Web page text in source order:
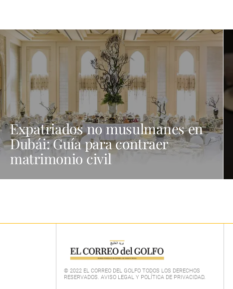
Expatriados no musulmanes en
Dubái: Guía para contraer
matrimonio civil
© 2022 EL CORREO DEL GOLFO TODOS LOS DERECHOS
RESERVADOS. AVISO LEGAL Y POLÍTICA DE PRIVACIDAD.